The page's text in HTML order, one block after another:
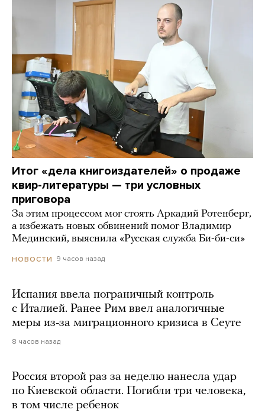
Итог «дела книгоиздателей» о продаже
квир-литературы — три условных
приговора
За этим процессом мог стоять Аркадий Ротенберг,
а избежать новых обвинений помог Владимир
Мединский, выяснила «Русская служба Би-би-си»
НОВОСТИ 9 часов назад
Испания ввела пограничный контроль
с Италией. Ранее Рим ввел аналогичные
меры из-за миграционного кризиса в Сеуте
8 часов назад
Россия второй раз за неделю нанесла удар
по Киевской области. Погибли три человека,
в том числе ребенок